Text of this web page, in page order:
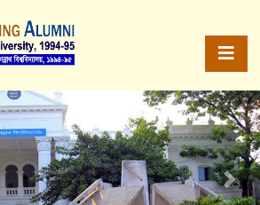
Next